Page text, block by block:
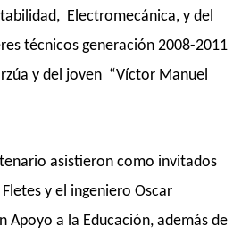
Electromecánica, y del
técnicos generación 2008-2011
y del joven “Víctor Manuel
asistieron como invitados
y el ingeniero Oscar
Apoyo a la Educación, además de